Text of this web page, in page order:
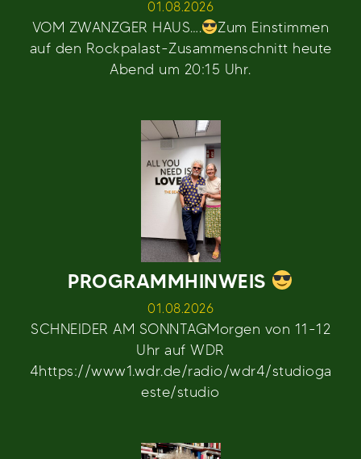
01.08.2026
VOM ZWANZGER HAUS….
Zum Einstimmen
auf den Rockpalast-Zusammenschnitt heute
Abend um 20:15 Uhr.
PROGRAMMHINWEIS
01.08.2026
SCHNEIDER AM SONNTAGMorgen von 11-12
Uhr auf WDR
4https://www1.wdr.de/radio/wdr4/studioga
este/studio